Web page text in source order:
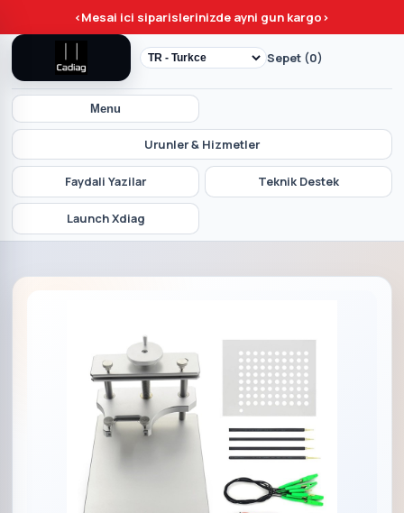
<Mesai ici siparislerinizde ayni gun kargo>
Menu
Urunler & Hizmetler
Faydali Yazilar Teknik Destek
Launch Xdiag
Sepet (0)